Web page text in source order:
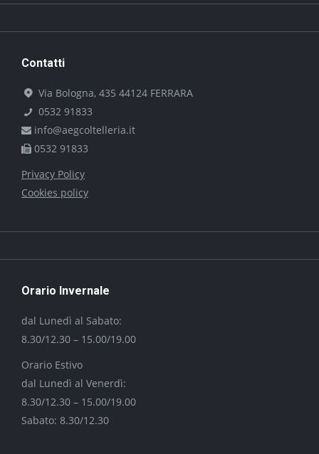
Contatti
Via Bologna, 435 44124 FERRARA
0532 91833
info@aegcoltelleria.it
0532 91833
Privacy Policy
Cookies policy
Orario Invernale
dal Lunedì al Sabato:
8.30/12.30 – 15.00/19.00
Orario Estivo
dal Lunedì al Venerdì:
8.30/12.30 – 15.00/19.00
Sabato: 8.30/12.30